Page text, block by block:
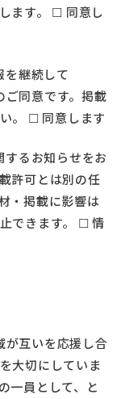
ます。 ☐ 同意し
を継続して
ご同意です。掲載
。 ☐ 同意します
るお知らせをお
許可とは別の任
・掲載に影響は
できます。 ☐ 情
互いを応援し合
大切にしていま
一員として、と